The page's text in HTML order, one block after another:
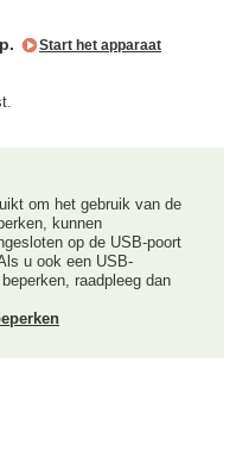
Start het apparaat
om het gebruik van de
kunnen
op de USB-poort
u ook een USB-
raadpleeg dan